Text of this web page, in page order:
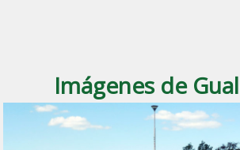
Imágenes de